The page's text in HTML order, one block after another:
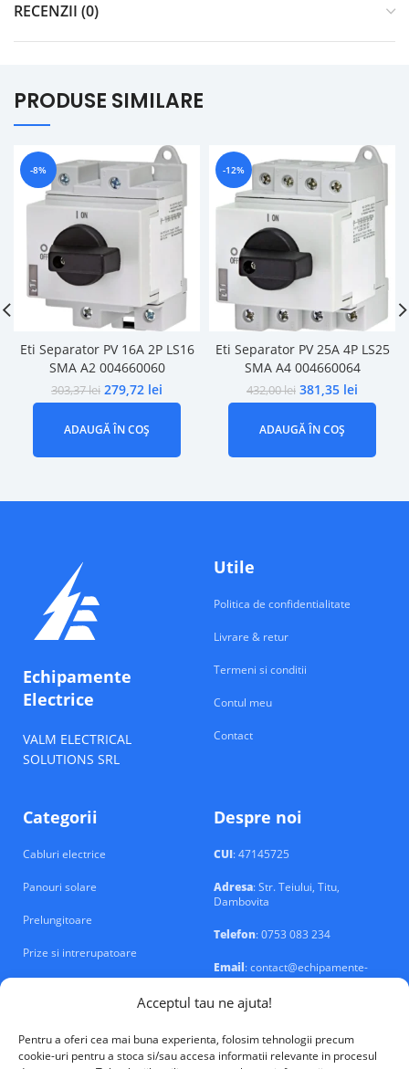
Acceptul tau ne ajuta!
Pentru a oferi cea mai buna experienta, folosim tehnologii precum
cookie-uri pentru a stoca si/sau accesa informatii relevante in procesul
RECENZII (0)
PRODUSE SIMILARE
-8%
Eti Separator PV 16A 2P LS16
SMA A2 004660060
303,37lei 279,72 lei
ADAUGĂ ÎN COȘ
-12%
Eti Separator PV 25A 4P LS25
SMA A4 004660064
432,00lei 381,35 lei
ADAUGĂ ÎN COȘ
Echipamente
Electrice
VALM ELECTRICAL
SOLUTIONS SRL
Utile
Politica de confidentialitate
Livrare & retur
Termeni si conditii
Contul meu
Contact
Categorii
Cabluri electrice
Panouri solare
Prelungitoare
Prize si intrerupatoare
Despre noi
CUI: 47145725
Adresa: Str. Teiului, Titu,
Dambovita
Telefon: 0753 083 234
Email: contact@echipamente-
electrice.ro